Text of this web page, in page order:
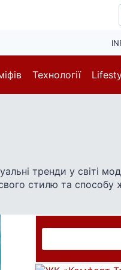
Технології
тренди у світі
стилю та способу